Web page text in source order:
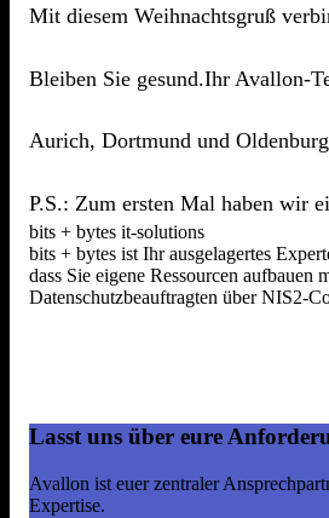
Mit diesem Weihnachtsgruß
Bleiben Sie gesund.Ihr Avallon-
Aurich, Dortmund und
P.S.: Zum ersten Mal haben wir
bits + bytes it-solutions
bits + bytes ist Ihr ausgelagertes
dass Sie eigene Ressourcen
Datenschutzbeauftragten über NIS2-
Lasst uns über eure
Avallon ist euer zentraler
Expertise.